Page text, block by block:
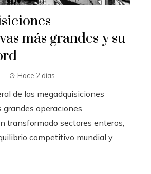
más grandes y su
Hace 2 días
de las megadquisiciones
grandes operaciones
transformado sectores enteros,
competitivo mundial y